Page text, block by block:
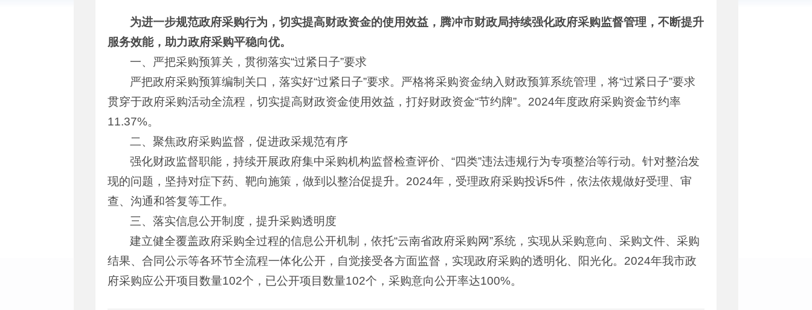
为进一步规范政府采购行为，切实提高财政资金的使用效益，腾冲市财政局持续强化政府采购监督管理，不断提升
服务效能，助力政府采购平稳向优。
一、严把采购预算关，贯彻落实“过紧日子”要求
严把政府采购预算编制关口，落实好“过紧日子”要求。严格将采购资金纳入财政预算系统管理，将“过紧日子”要求
贯穿于政府采购活动全流程，切实提高财政资金使用效益，打好财政资金“节约牌”。2024年度政府采购资金节约率
11.37%。
二、聚焦政府采购监督，促进政采规范有序
强化财政监督职能，持续开展政府集中采购机构监督检查评价、“四类”违法违规行为专项整治等行动。针对整治发
现的问题，坚持对症下药、靶向施策，做到以整治促提升。2024年，受理政府采购投诉5件，依法依规做好受理、审
查、沟通和答复等工作。
三、落实信息公开制度，提升采购透明度
建立健全覆盖政府采购全过程的信息公开机制，依托“云南省政府采购网”系统，实现从采购意向、采购文件、采购
结果、合同公示等各环节全流程一体化公开，自觉接受各方面监督，实现政府采购的透明化、阳光化。2024年我市政
府采购应公开项目数量102个，已公开项目数量102个，采购意向公开率达100%。